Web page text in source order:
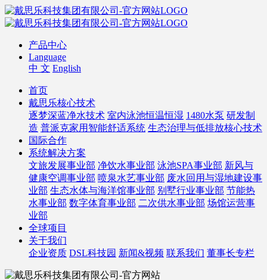
产品中心
Language
中 文 English
首页
戴思乐核心技术
逐梦深蓝净水技术 室内泳池恒温恒湿 1480水泵 研发制
造 普派克家用智能舒适系统 生态治理与低排放核心技术
国际合作
系统解决方案
文旅发展事业部 净饮水事业部 泳池SPA事业部 新风与
健康空调事业部 喷泉水艺事业部 废水回用与湿地建设事
业部 生态水体与海洋馆事业部 别墅行业事业部 节能热
水事业部 数字体育事业部 二次供水事业部 场馆运营事
业部
全球项目
关于我们
企业资质 DSL科技园 新闻&视频 联系我们 董事长专栏